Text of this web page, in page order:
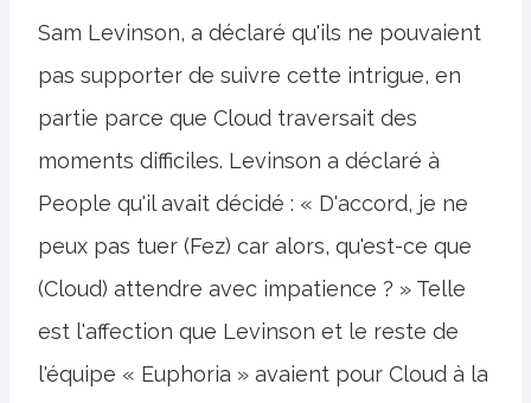
Sam Levinson, a déclaré qu'ils ne pouvaient
pas supporter de suivre cette intrigue, en
partie parce que Cloud traversait des
moments difficiles. Levinson a déclaré à
People qu'il avait décidé : « D'accord, je ne
peux pas tuer (Fez) car alors, qu'est-ce que
(Cloud) attendre avec impatience ? » Telle
est l'affection que Levinson et le reste de
l'équipe « Euphoria » avaient pour Cloud à la